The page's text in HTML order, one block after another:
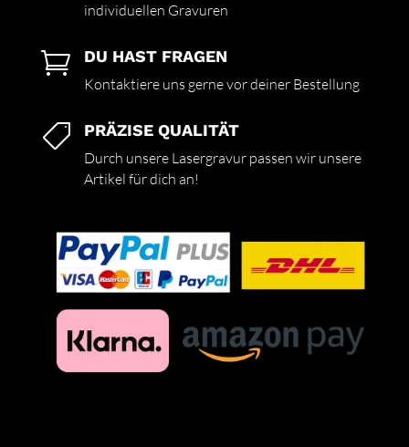
individuellen Gravuren
 DU HAST FRAGEN
Kontaktiere uns gerne vor deiner Bestellung
 PRÄZISE QUALITÄT
Durch unsere Lasergravur passen wir unsere
Artikel für dich an!